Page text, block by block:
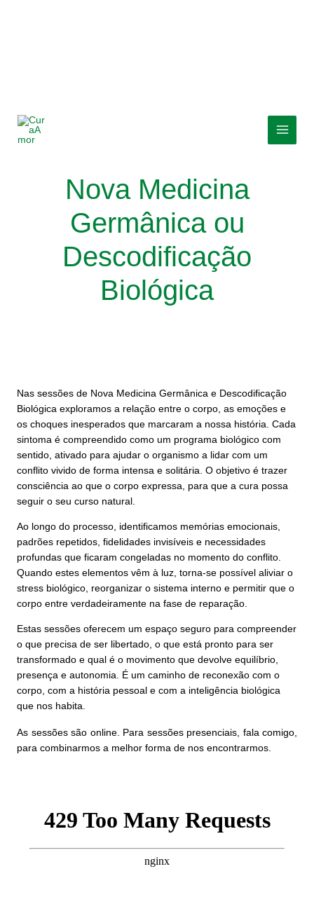
content
Nova Medicina
Germânica ou
Descodificação
Biológica
Nas sessões de Nova Medicina Germânica e Descodificação
Biológica exploramos a relação entre o corpo, as emoções e
os choques inesperados que marcaram a nossa história. Cada
sintoma é compreendido como um programa biológico com
sentido, ativado para ajudar o organismo a lidar com um
conflito vivido de forma intensa e solitária. O objetivo é trazer
consciência ao que o corpo expressa, para que a cura possa
seguir o seu curso natural.
Ao longo do processo, identificamos memórias emocionais,
padrões repetidos, fidelidades invisíveis e necessidades
profundas que ficaram congeladas no momento do conflito.
Quando estes elementos vêm à luz, torna‑se possível aliviar o
stress biológico, reorganizar o sistema interno e permitir que o
corpo entre verdadeiramente na fase de reparação.
Estas sessões oferecem um espaço seguro para compreender
o que precisa de ser libertado, o que está pronto para ser
transformado e qual é o movimento que devolve equilíbrio,
presença e autonomia. É um caminho de reconexão com o
corpo, com a história pessoal e com a inteligência biológica
que nos habita.
As sessões são online. Para sessões presenciais, fala comigo,
para combinarmos a melhor forma de nos encontrarmos.